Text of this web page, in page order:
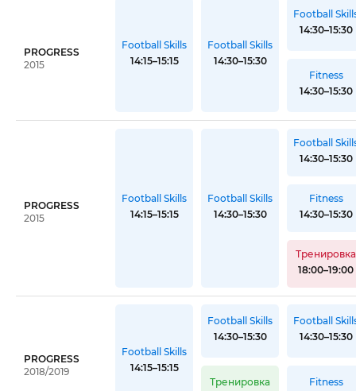
PROGRESS
2015
Football Skills
14:15–15:15
Football Skills
14:30–15:30
Football
14:30–15:30
Fitness
14:30–15:30
PROGRESS
2015
Football Skills
14:15–15:15
Football Skills
14:30–15:30
Football
14:30–15:30
Fitness
14:30–15:30
Тренировка
18:00–19:00
PROGRESS
2018/2019
Football Skills
14:15–15:15
Football Skills
14:30–15:30
Тренировка
Football
14:30–15:30
Fitness